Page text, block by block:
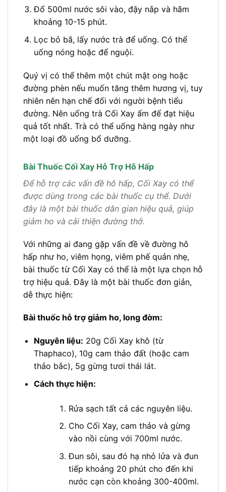
Đổ 500ml nước sôi vào, đậy nắp và hãm
khoảng 10-15 phút.
Lọc bỏ bã, lấy nước trà để uống. Có thể
uống nóng hoặc để nguội.
Quý vị có thể thêm một chút mật ong hoặc
đường phèn nếu muốn tăng thêm hương vị, tuy
nhiên nên hạn chế đối với người bệnh tiểu
đường. Nên uống trà Cối Xay ấm để đạt hiệu
quả tốt nhất. Trà có thể uống hàng ngày như
một loại đồ uống bổ dưỡng.
Bài Thuốc Cối Xay Hỗ Trợ Hô Hấp
Để hỗ trợ các vấn đề hô hấp, Cối Xay có thể
được dùng trong các bài thuốc cụ thể. Dưới
đây là một bài thuốc dân gian hiệu quả, giúp
giảm ho và cải thiện đường thở.
Với những ai đang gặp vấn đề về đường hô
hấp như ho, viêm họng, viêm phế quản nhẹ,
bài thuốc từ Cối Xay có thể là một lựa chọn hỗ
trợ hiệu quả. Đây là một bài thuốc đơn giản,
dễ thực hiện:
Bài thuốc hỗ trợ giảm ho, long đờm:
Nguyên liệu: 20g Cối Xay khô (từ
Thaphaco), 10g cam thảo đất (hoặc cam
thảo bắc), 5g gừng tươi thái lát.
Cách thực hiện:
Rửa sạch tất cả các nguyên liệu.
Cho Cối Xay, cam thảo và gừng
vào nồi cùng với 700ml nước.
Đun sôi, sau đó hạ nhỏ lửa và đun
tiếp khoảng 20 phút cho đến khi
nước cạn còn khoảng 300-400ml.